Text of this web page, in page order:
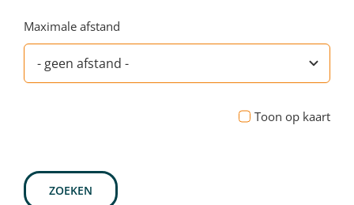
Maximale afstand
Toon op kaart
ZOEKEN